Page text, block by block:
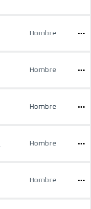
Hombre
Hombre
Hombre
Hombre
Hombre